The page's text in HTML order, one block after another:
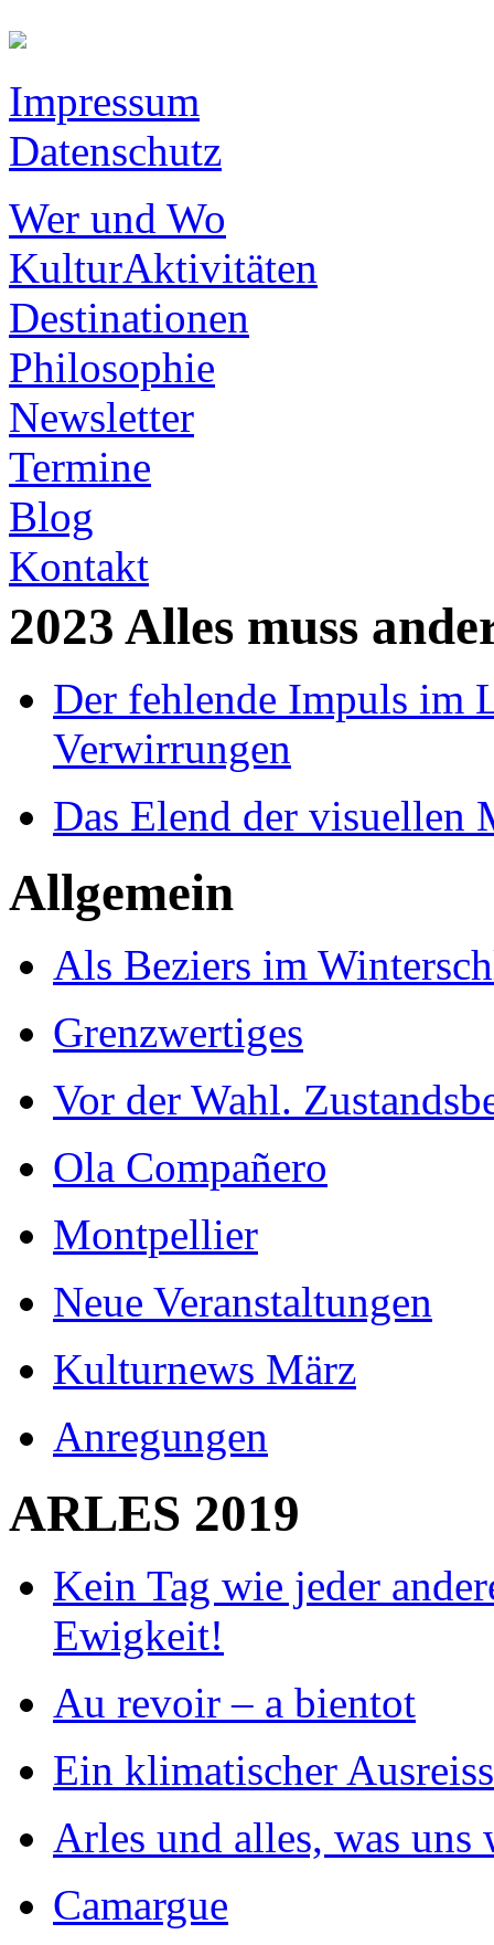
Impressum
Datenschutz
Wer und Wo
KulturAktivitäten
Destinationen
Philosophie
Newsletter
Termine
Blog
Kontakt
2023 Alles muss
Der fehlende Impuls im
Verwirrungen
Das Elend der visuellen
Allgemein
Als Beziers im
Grenzwertiges
Vor der Wahl.
Ola Compañero
Montpellier
Neue Veranstaltungen
Kulturnews März
Anregungen
ARLES 2019
Kein Tag wie jeder
Ewigkeit!
Au revoir – a bientot
Ein klimatischer
Arles und alles, was
Camargue